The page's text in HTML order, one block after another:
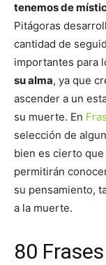
tenemos de
Pitágoras
cantidad de
importantes para
su alma, ya que
ascender a un
su muerte. En
selección de
bien es cierto
permitirán
su pensamiento,
a la muerte.
80